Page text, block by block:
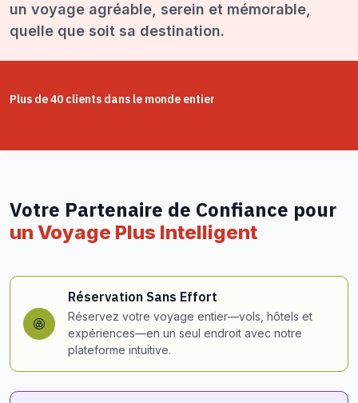
un voyage agréable, serein et mémorable,
quelle que soit sa destination.
Plus de 40 clients dans le monde entier
Votre Partenaire de Confiance pour
un Voyage Plus Intelligent
Réservation Sans Effort
Réservez votre voyage entier—vols, hôtels et
expériences—en un seul endroit avec notre
plateforme intuitive.